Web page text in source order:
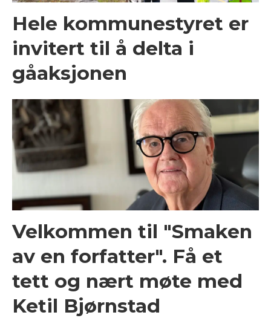
Hele kommunestyret er
invitert til å delta i
gåaksjonen
Velkommen til "Smaken
av en forfatter". Få et
tett og nært møte med
Ketil Bjørnstad